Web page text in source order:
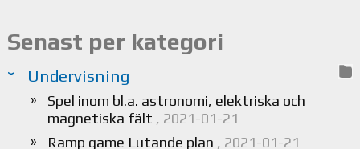
Senast per kategori
Undervisning
Spel inom bl.a. astronomi, elektriska och
magnetiska fält , 2021-01-21
Ramp game Lutande plan , 2021-01-21